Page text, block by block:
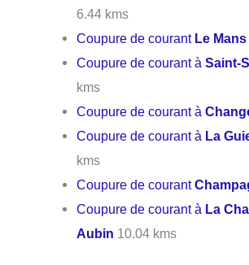
6.44 kms
Coupure de courant Le Mans
Coupure de courant àSaint-
kms
Coupure de courant à
Coupure de courant à La
kms
Coupure de courant
Coupure de courant à La
Aubin 10.04 kms